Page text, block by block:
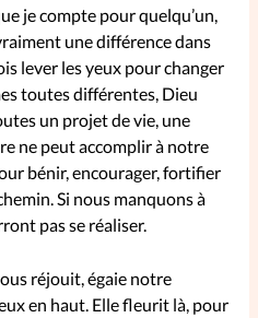
- toutes les
je compte pour quelqu’un,
une différence dans
lever les yeux pour changer
toutes différentes, Dieu
un projet de vie, une
ne peut accomplir à notre
bénir, encourager, fortifier
Si nous manquons à
pas se réaliser.
réjouit, égaie notre
en haut. Elle fleurit là, pour